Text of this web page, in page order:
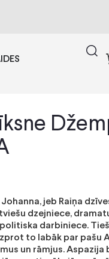
Johanna, jeb Raiņa
dzejniece,
darbiniece.
to labāk par pašu
un rāmjus.